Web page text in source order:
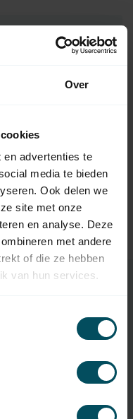
Over
en advertenties te
media te bieden
Ook delen we
site met onze
en analyse. Deze
met andere
of die ze hebben
van hun services.
van een
medewerkers
overige-